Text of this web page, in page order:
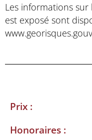
Les informations sur
est exposé sont
Prix :
Honoraires :